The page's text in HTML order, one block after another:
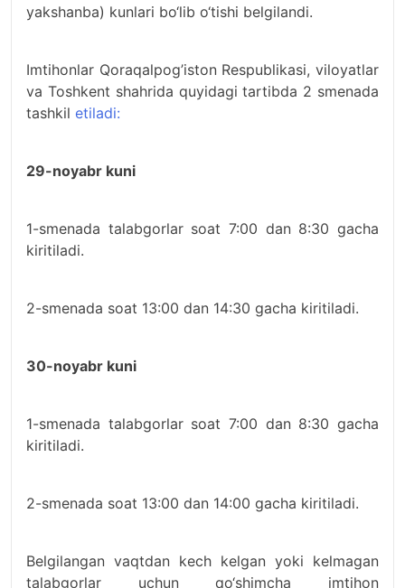
yakshanba) kunlari bo‘lib o‘tishi belgilandi.
Imtihonlar Qoraqalpog’iston Respublikasi, viloyatlar
va Toshkent shahrida quyidagi tartibda 2 smenada
tashkil etiladi:
29-noyabr kuni
1-smenada talabgorlar soat 7:00 dan 8:30 gacha
kiritiladi.
2-smenada soat 13:00 dan 14:30 gacha kiritiladi.
30-noyabr kuni
1-smenada talabgorlar soat 7:00 dan 8:30 gacha
kiritiladi.
2-smenada soat 13:00 dan 14:00 gacha kiritiladi.
Belgilangan vaqtdan kech kelgan yoki kelmagan
talabgorlar uchun qo‘shimcha imtihon